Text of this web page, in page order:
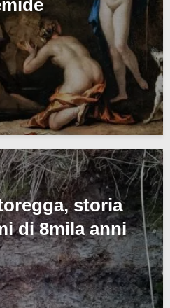
storia
di 8mila anni